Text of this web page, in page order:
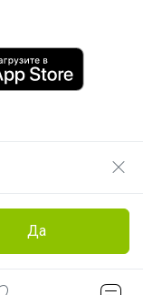
Да
2012 -2026